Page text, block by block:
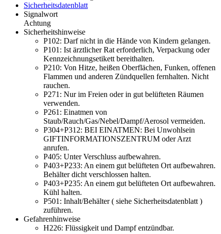
Sicherheitsdatenblatt
Signalwort
Achtung
Sicherheitshinweise
P102: Darf nicht in die Hände von Kindern gelangen.
P101: Ist ärztlicher Rat erforderlich, Verpackung oder
Kennzeichnungsetikett bereithalten.
P210: Von Hitze, heißen Oberflächen, Funken, offenen
Flammen und anderen Zündquellen fernhalten. Nicht
rauchen.
P271: Nur im Freien oder in gut belüfteten Räumen
verwenden.
P261: Einatmen von
Staub/Rauch/Gas/Nebel/Dampf/Aerosol vermeiden.
P304+P312: BEI EINATMEN: Bei Unwohlsein
GIFTINFORMATIONSZENTRUM oder Arzt
anrufen.
P405: Unter Verschluss aufbewahren.
P403+P233: An einem gut belüfteten Ort aufbewahren.
Behälter dicht verschlossen halten.
P403+P235: An einem gut belüfteten Ort aufbewahren.
Kühl halten.
P501: Inhalt/Behälter ( siehe Sicherheitsdatenblatt )
zuführen.
Gefahrenhinweise
H226: Flüssigkeit und Dampf entzündbar.